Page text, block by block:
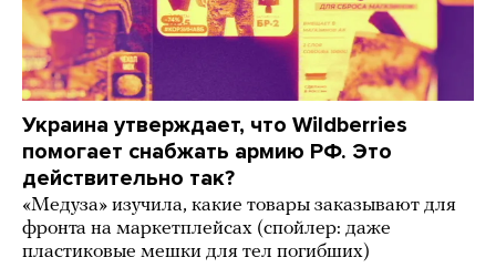
Украина утверждает, что Wildberries
помогает снабжать армию РФ. Это
действительно так?
«Медуза» изучила, какие товары заказывают для
фронта на маркетплейсах (спойлер: даже
пластиковые мешки для тел погибших)